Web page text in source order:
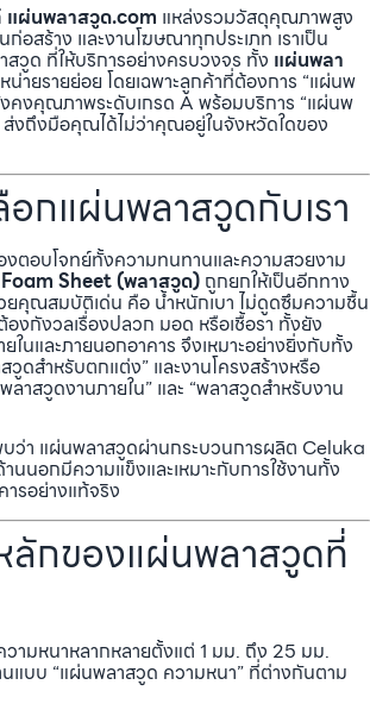
แผ่นพลาสวูด.com แหล่งรวมวัสดุคุณภาพสูง
อสร้าง และงานโฆษณาทุกประเภท เราเป็น
วูด ที่ให้บริการอย่างครบวงจร ทั้ง แผ่นพลา
น่ายรายย่อย โดยเฉพาะลูกค้าที่ต้องการ “แผ่นพ
คงคุณภาพระดับเกรด A พร้อมบริการ “แผ่นพ
ส่งถึงมือคุณได้ไม่ว่าคุณอยู่ในจังหวัดใดของ
อกแผ่นพลาสวูดกับเรา
ตอบโจทย์ทั้งความทนทานและความสวยงาม
Sheet (พลาสวูด)ถูกยกให้เป็นอีกทาง
ยคุณสมบัติเด่น คือ น้ำหนักเบา ไม่ดูดซึมความชื้น
งกังวลเรื่องปลวก มอด หรือเชื้อรา ทั้งยัง
ในและภายนอกอาคาร จึงเหมาะอย่างยิ่งกับทั้ง
ดสำหรับตกแต่ง” และงานโครงสร้างหรือ
ลาสวูดงานภายใน” และ “พลาสวูดสำหรับงาน
ว่า แผ่นพลาสวูดผ่านกระบวนการผลิต Celuka
นนอกมีความแข็งและเหมาะกับการใช้งานทั้ง
ารอย่างแท้จริง
กของแผ่นพลาสวูดที่
ามหนาหลากหลายตั้งแต่ 1 มม. ถึง 25 มม.
นแบบ “แผ่นพลาสวูด ความหนา” ที่ต่างกันตาม